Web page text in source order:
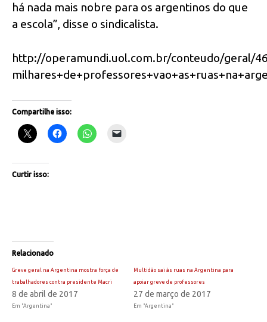
há nada mais nobre para os argentinos do que
a escola”, disse o sindicalista.
http://operamundi.uol.com.br/conteudo/geral/
Compartilhe isso:
Curtir isso:
Relacionado
Greve geral na Argentina mostra força de
trabalhadores contra presidente Macri
8 de abril de 2017
Em "Argentina"
Multidão sai às ruas na Argentina para
apoiar greve de professores
27 de março de 2017
Em "Argentina"